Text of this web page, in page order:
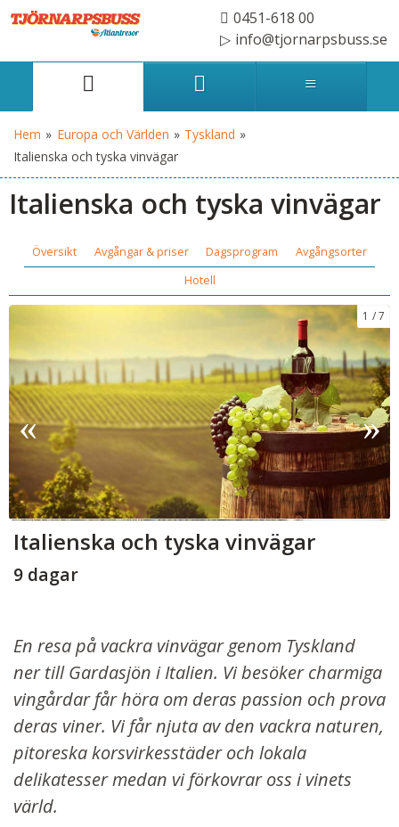
0451-618 00
info@tjornarpsbuss.se
Hem » Europa och Världen » Tyskland »
Italienska och tyska vinvägar
Italienska och tyska vinvägar
Översikt Avgångar & priser Dagsprogram
Avgångsorter
Hotell
1 7
Italienska och tyska vinvägar
9 dagar
En resa på vackra vinvägar genom Tyskland
ner till Gardasjön i Italien. Vi besöker charmiga
vingårdar får höra om deras passion och prova
deras viner. Vi får njuta av den vackra naturen,
pitoreska korsvirkesstäder och lokala
delikatesser medan vi förkovrar oss i vinets
värld.